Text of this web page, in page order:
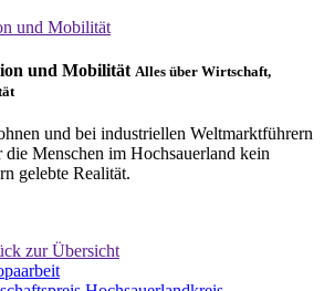
und Mobilität
und Mobilität Alles über Wirtschaft,
und bei industriellen Weltmarktführern
die Menschen im Hochsauerland kein
gelebte Realität.
zur Übersicht